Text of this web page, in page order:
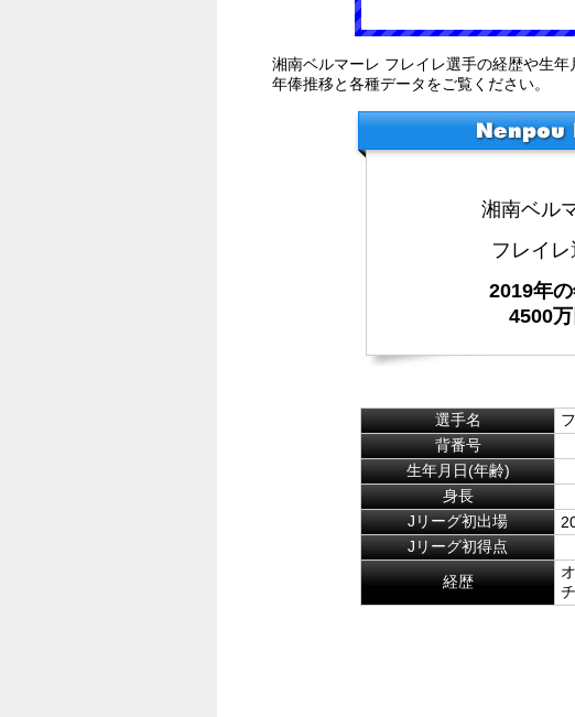
湘南ベルマーレ フレイレ選手の経歴や生
年俸推移と各種データをご覧ください。
湘南ベル
フレイ
2019年
4500万
選手名
背番号
生年月日(年齢)
身長
Jリーグ初出場
Jリーグ初得点
経歴